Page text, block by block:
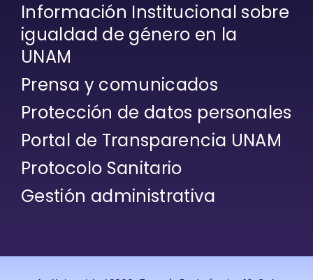
Información Institucional sobre
igualdad de género en la
UNAM
Prensa y comunicados
Protección de datos personales
Portal de Transparencia UNAM
Protocolo Sanitario
Gestión administrativa